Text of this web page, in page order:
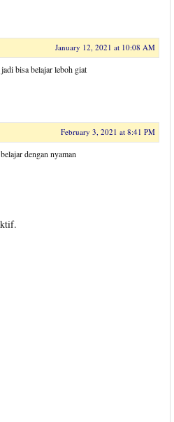
January 12, 2021 at 10:08 AM
bisa belajar leboh giat
February 3, 2021 at 8:41 PM
dengan nyaman